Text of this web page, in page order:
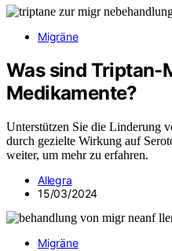
Migräne
Was sind Triptan-
Medikamente?
Unterstützen Sie die Linderung
durch gezielte Wirkung auf
weiter, um mehr zu erfahren.
Allegra
15/03/2024
Migräne